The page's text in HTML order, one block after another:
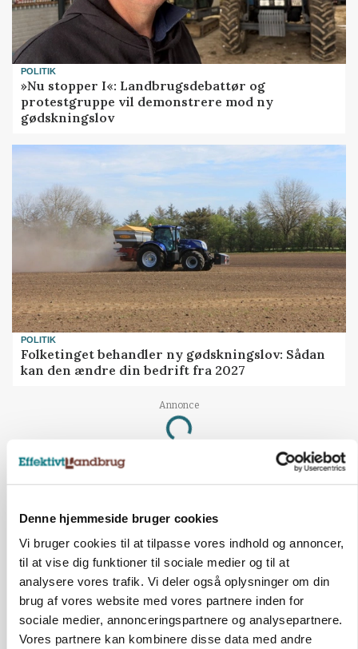
Denne hjemmeside bruger cookies
Vi bruger cookies til at tilpasse vores indhold og annoncer,
til at vise dig funktioner til sociale medier og til at
analysere vores trafik. Vi deler også oplysninger om din
brug af vores website med vores partnere inden for
sociale medier, annonceringspartnere og analysepartnere.
Vores partnere kan kombinere disse data med andre
POLITIK
»Nu stopper I«: Landbrugsdebattør og
protestgruppe vil demonstrere mod ny
gødskningslov
POLITIK
Folketinget behandler ny gødskningslov: Sådan
kan den ændre din bedrift fra 2027
Annonce
Loading...